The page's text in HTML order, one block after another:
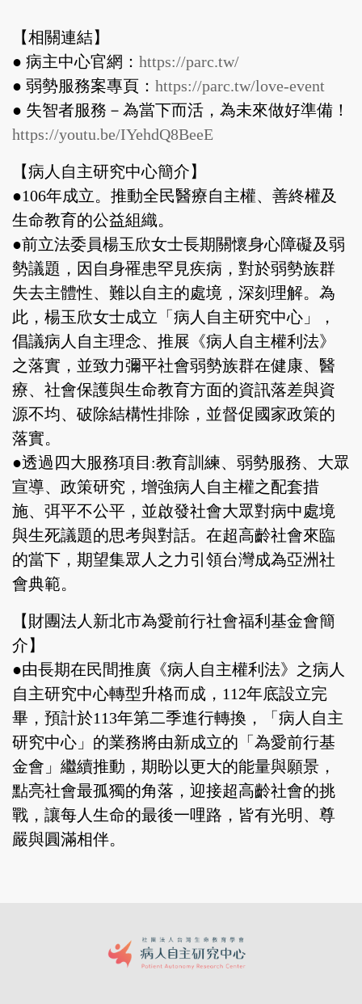
【相關連結】
● 病主中心官網： https://parc.tw/
● 弱勢服務案專頁： https://parc.tw/love-event
● 失智者服務－為當下而活，為未來做好準備！
https://youtu.be/IYehdQ8BeeE
【病人自主研究中心簡介】
●106年成立。推動全民醫療自主權、善終權及
生命教育的公益組織。
●前立法委員楊玉欣女士長期關懷身心障礙及弱
勢議題，因自身罹患罕見疾病，對於弱勢族群
失去主體性、難以自主的處境，深刻理解。為
此，楊玉欣女士成立「病人自主研究中心」，
倡議病人自主理念、推展《病人自主權利法》
之落實，並致力彌平社會弱勢族群在健康、醫
療、社會保護與生命教育方面的資訊落差與資
源不均、破除結構性排除，並督促國家政策的
落實。
●透過四大服務項目:教育訓練、弱勢服務、大眾
宣導、政策研究，增強病人自主權之配套措
施、弭平不公平，並啟發社會大眾對病中處境
與生死議題的思考與對話。在超高齡社會來臨
的當下，期望集眾人之力引領台灣成為亞洲社
會典範。
【財團法人新北市為愛前行社會福利基金會簡
介】
●由長期在民間推廣《病人自主權利法》之病人
自主研究中心轉型升格而成，112年底設立完
畢，預計於113年第二季進行轉換，「病人自主
研究中心」的業務將由新成立的「為愛前行基
金會」繼續推動，期盼以更大的能量與願景，
點亮社會最孤獨的角落，迎接超高齡社會的挑
戰，讓每人生命的最後一哩路，皆有光明、尊
嚴與圓滿相伴。